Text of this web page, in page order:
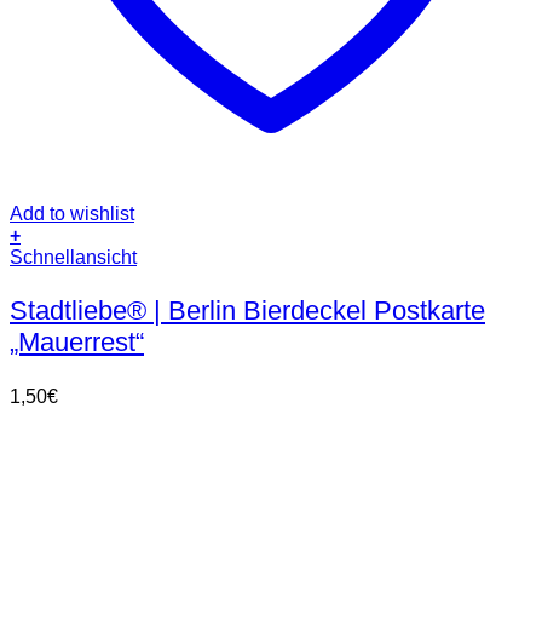
Add to wishlist
+
Schnellansicht
Stadtliebe® | Berlin Bierdeckel Postkarte
„Mauerrest“
1,50€